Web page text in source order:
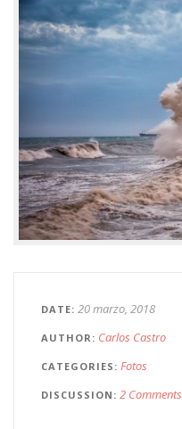
DATE 20 marzo, 2018
AUTHOR Carlos Castro
CATEGORIES Fotos
DISCUSSION 2 Comments